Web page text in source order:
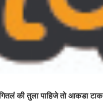
की तुला पाहिजे तो आकडा